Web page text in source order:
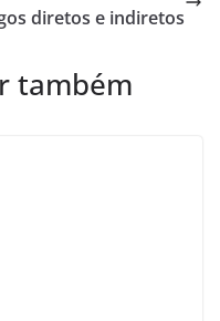
diretos e indiretos
também